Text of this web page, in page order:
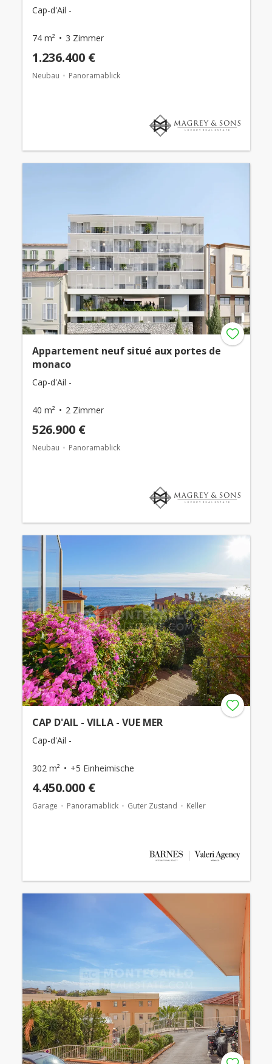
Cap-d'Ail -
74 m² 3 Zimmer
1.236.400 €
Neubau Panoramablick
Appartement neuf situé aux portes de
monaco
Cap-d'Ail -
40 m² 2 Zimmer
526.900 €
Neubau Panoramablick
CAP D'AIL - VILLA - VUE MER
Cap-d'Ail -
302 m² +5 Einheimische
4.450.000 €
Garage Panoramablick Guter Zustand Keller